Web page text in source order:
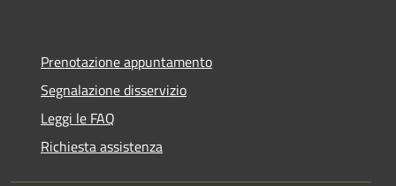
Prenotazione appuntamento
Segnalazione disservizio
Leggi le FAQ
Richiesta assistenza